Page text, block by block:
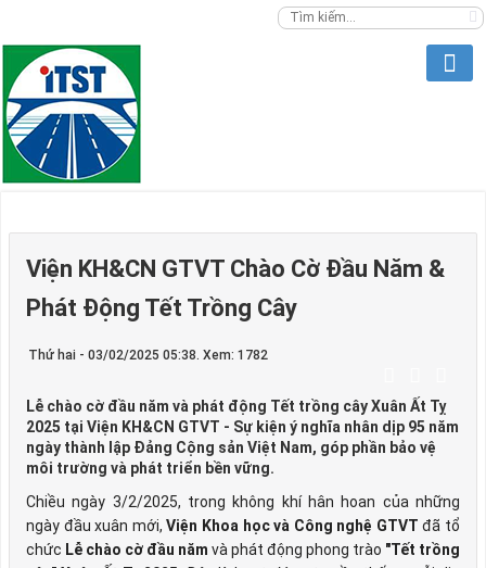
Viện KH&CN GTVT Chào Cờ Đầu Năm &
Phát Động Tết Trồng Cây
Thứ hai - 03/02/2025 05:38. Xem: 1782
Lễ chào cờ đầu năm và phát động Tết trồng cây Xuân Ất Tỵ
2025 tại Viện KH&CN GTVT - Sự kiện ý nghĩa nhân dịp 95 năm
ngày thành lập Đảng Cộng sản Việt Nam, góp phần bảo vệ
môi trường và phát triển bền vững.
Chiều ngày 3/2/2025, trong không khí hân hoan của những
ngày đầu xuân mới,Viện Khoa học và Công nghệ GTVT đã tổ
chức Lễ chào cờ đầu năm và phát động phong trào "Tết trồng